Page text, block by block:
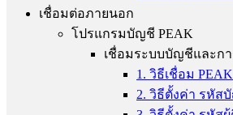
เชื่อมต่อภายนอก
โปรแกรมบัญชี PEAK
เชื่อมระบบบัญชีและก
1. วิธีเชื่อม PEAK
2. วิธีตั้งค่า รหัส